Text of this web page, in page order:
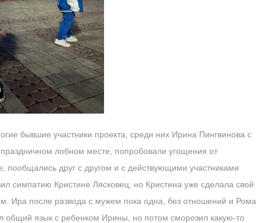
бывшие участники проекта, среди них Ирина Пингвинова с
лобном месте, попробовали угощения от
пообщались друг с другом и с действующими участниками
симпатию Кристине Лясковец, но Кристина уже сделала свой
Ира после развода с мужем пока одна, без отношений и Рома
общий язык с ребенком Ирины, но потом сморозил какую-то